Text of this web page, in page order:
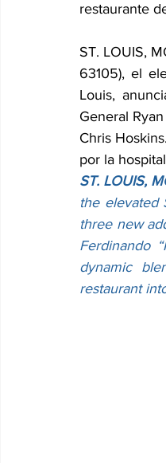
restaurante
ST. LOUIS,
63105), el
Louis,
General
Chris
por la
ST. LOUIS,
the elevated
three new
Ferdinando
dynamic
restaurant